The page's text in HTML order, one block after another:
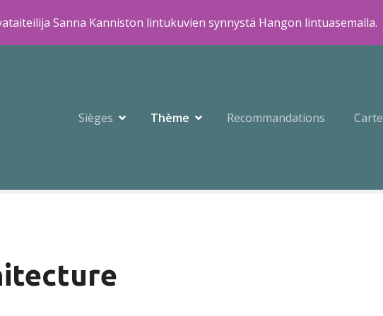
Sanna Kanniston lintukuvien synnystä Hangon lintuasemalla.
Sièges Thème Recommandations Carte